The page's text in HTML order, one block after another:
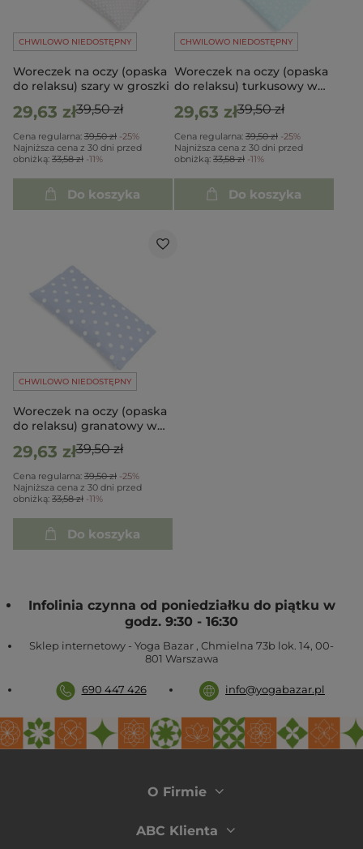
CHWILOWO NIEDOSTĘPNY
Woreczek na oczy (opaska
do relaksu) szary w groszki
29,63 zł39,50 zł
Cena regularna: 39,50 zł -25%
Najniższa cena z 30 dni przed
obniżką: 33,58 zł -11%
Do koszyka
CHWILOWO NIEDOSTĘPNY
Woreczek na oczy (opaska
do relaksu) turkusowy w
29,63 zł39,50 zł
Cena regularna: 39,50 zł -25%
Najniższa cena z 30 dni przed
obniżką: 33,58 zł -11%
Do koszyka
CHWILOWO NIEDOSTĘPNY
Woreczek na oczy (opaska
do relaksu) granatowy w
29,63 zł39,50 zł
Cena regularna: 39,50 zł -25%
Najniższa cena z 30 dni przed
obniżką: 33,58 zł -11%
Do koszyka
Infolinia czynna od poniedziałku do piątku w
godz. 9:30 - 16:30
Sklep internetowy - Yoga Bazar , Chmielna 73b lok. 14, 00-
801 Warszawa
690 447 426 info@yogabazar.pl
O Firmie
ABC Klienta